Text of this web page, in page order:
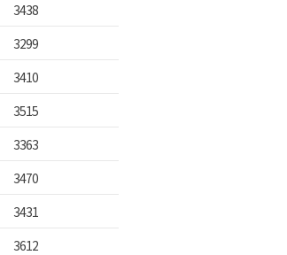
2026년 08월 07일(금)
3438
3299
3410
3515
3363
3470
3431
3612